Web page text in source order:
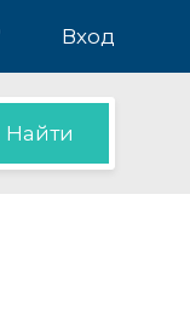
Вход
Найти